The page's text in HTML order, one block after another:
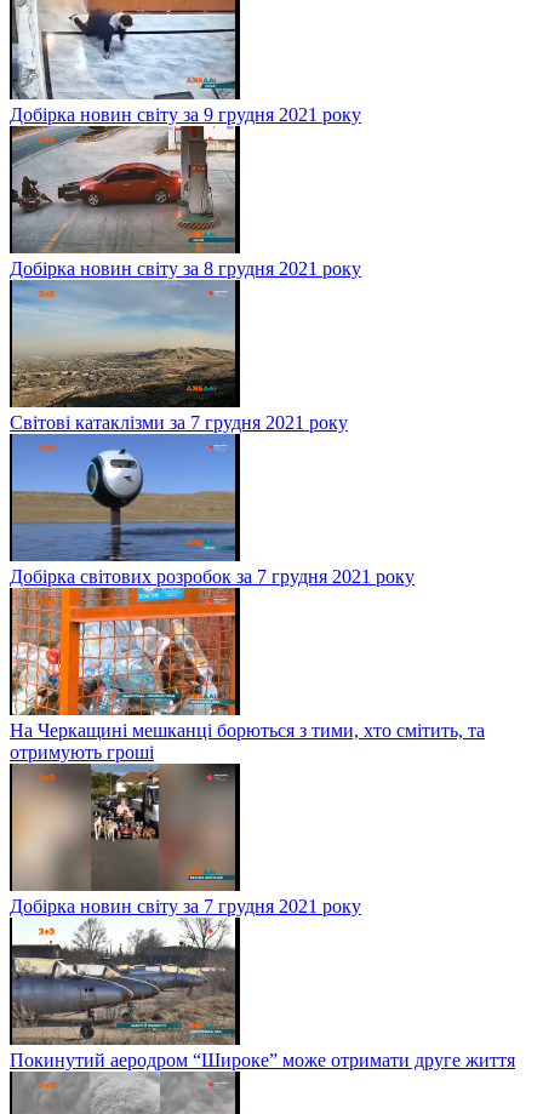
Добірка новин світу за 9 грудня 2021 року
Добірка новин світу за 8 грудня 2021 року
Світові катаклізми за 7 грудня 2021 року
Добірка світових розробок за 7 грудня 2021 року
На Черкащині мешканці борються з тими, хто смітить, та
отримують гроші
Добірка новин світу за 7 грудня 2021 року
Покинутий аеродром “Широке” може отримати друге життя